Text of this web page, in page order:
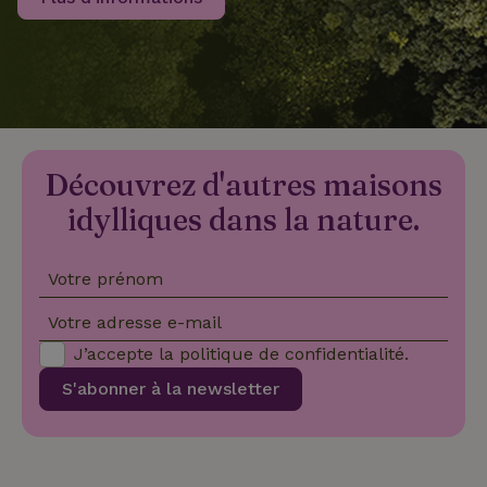
Découvrez d'autres maisons
idylliques dans la nature.
Votre prénom
Votre adresse e-mail
S'abonner à la newsletter
J’accepte la politique de confidentialité.
recently_viewed_houses www.maisonnature.fr
_nhftconstraint_new-
www.maisonnature.fr
_nhft_safety-deposit-refund www.maisonnature.fr
_nhftconstraint_search-
www.maisonnature.fr